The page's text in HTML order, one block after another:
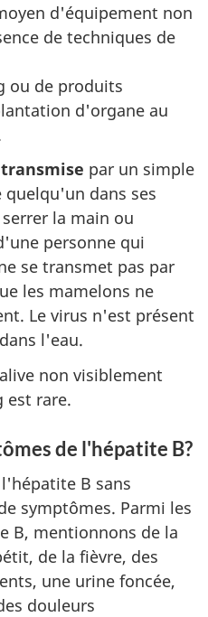
d'équipement non
de techniques de
ou de produits
d'organe au
par un simple
dans ses
la main ou
personne qui
se transmet pas par
les mamelons ne
Le virus n'est présent
l'eau.
non visiblement
est rare.
de l'hépatite B?
B sans
symptômes. Parmi les
B, mentionnons de la
de la fièvre, des
une urine foncée,
douleurs